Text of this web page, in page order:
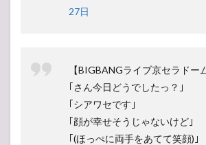
27日
【BIGBANGライブ京セラドー
｢さん今日どうでしたっ？｣
｢シアワセです｣
｢顔が幸せそうじゃないけど｣
｢(ほっぺに両手をあてて笑顔)｣